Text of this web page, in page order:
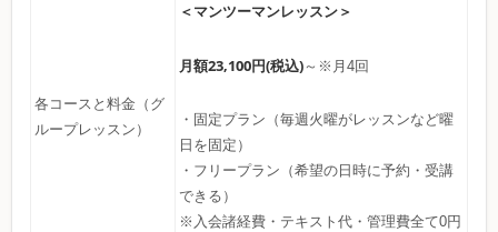
各コースと料金（グ
ループレッスン）
＜マンツーマンレッスン＞
月額23,100円(税込)～※月4回
・固定プラン（毎週火曜がレッスンなど曜
日を固定）
・フリープラン（希望の日時に予約・受講
できる）
※入会諸経費・テキスト代・管理費全て0円